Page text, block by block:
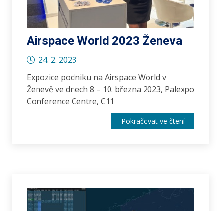
Airspace World 2023 Ženeva
24. 2. 2023
Expozice podniku na Airspace World v
Ženevě ve dnech 8 – 10. března 2023, Palexpo
Conference Centre, C11
Pokračovat ve čtení